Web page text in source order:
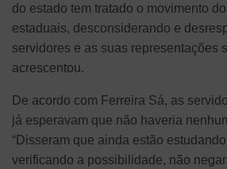
do estado tem tratado o movimento
estaduais, desconsiderando e
servidores e as suas representações
acrescentou.
De acordo com Ferreira Sá, as
já esperavam que não haveria
“Disseram que ainda estão
verificando a possibilidade, não